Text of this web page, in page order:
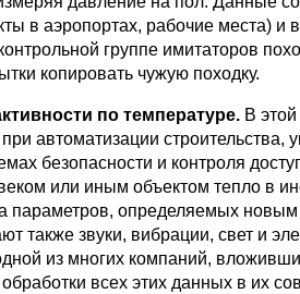
в аэропортах, рабочие места) и
группе имитаторов
копировать чужую походку.
по температуре. В
автоматизации строительства,
безопасности и контроля
или иным объектом тепло в
параметров, определяемых
также звуки, вибрации, свет и
из многих компаний,
всех этих данных в их